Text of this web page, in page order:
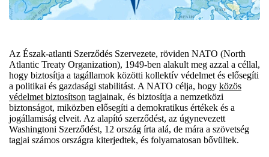
Az Észak-atlanti Szerződés Szervezete, röviden NATO (North
Atlantic Treaty Organization), 1949-ben alakult meg azzal a céllal,
hogy biztosítja a tagállamok közötti kollektív védelmet és elősegíti
a politikai és gazdasági stabilitást. A NATO célja, hogy közös
védelmet biztosítson tagjainak, és biztosítja a nemzetközi
biztonságot, miközben elősegíti a demokratikus értékek és a
jogállamiság elveit. Az alapító szerződést, az úgynevezett
Washingtoni Szerződést, 12 ország írta alá, de mára a szövetség
tagjai számos országra kiterjedtek, és folyamatosan bővültek.